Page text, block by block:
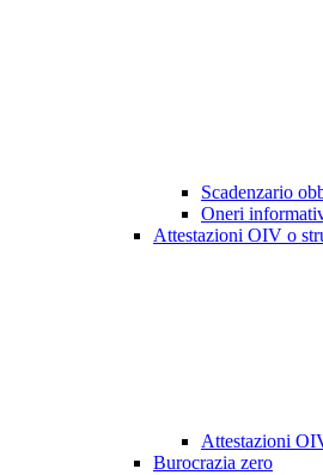
Scadenzario
Oneri
Attestazioni OIV o
Attestazioni
Burocrazia zero